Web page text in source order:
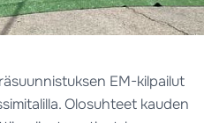
EM-kilpailut
Olosuhteet kauden